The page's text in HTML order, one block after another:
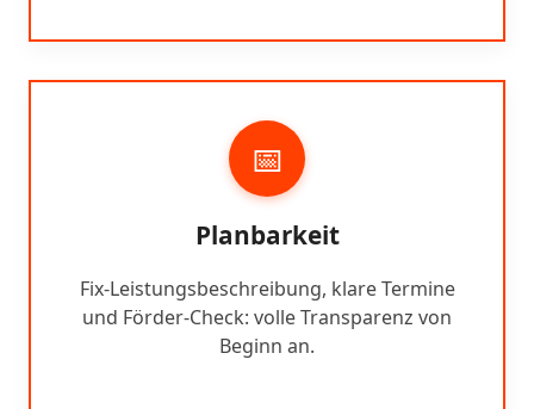
📅
Planbarkeit
Fix-Leistungsbeschreibung, klare Termine
und Förder-Check: volle Transparenz von
Beginn an.